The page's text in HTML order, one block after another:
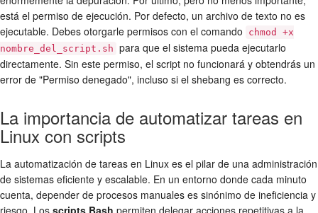
está el permiso de ejecución. Por defecto, un archivo de texto no es
ejecutable. Debes otorgarle permisos con el comando
chmod +x
nombre_del_script.sh para que el sistema pueda ejecutarlo
directamente. Sin este permiso, el script no funcionará y obtendrás un
error de "Permiso denegado", incluso si el shebang es correcto.
La importancia de automatizar tareas en
Linux con scripts
La automatización de tareas en Linux es el pilar de una administración
de sistemas eficiente y escalable. En un entorno donde cada minuto
cuenta, depender de procesos manuales es sinónimo de ineficiencia y
riesgo. Los scripts Bash permiten delegar acciones repetitivas a la